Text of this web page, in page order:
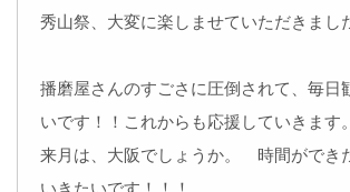
秀山祭、大変に楽しませていただきまし
播磨屋さんのすごさに圧倒されて、毎日
いです！！これからも応援していきます。
来月は、大阪でしょうか。 時間ができ